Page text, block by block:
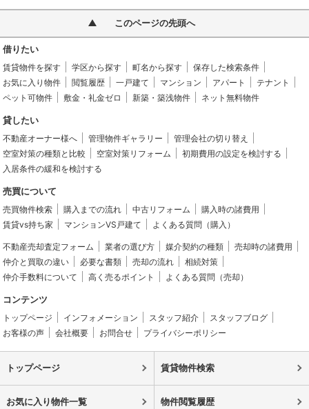
このページの先頭へ
借りたい
賃貸物件を探す 学区から探す 町名から探す
保存した検索条件
お気に入り物件
閲覧履歴 一戸建て マンション アパート
テナント
ペット可物件
敷金・礼金ゼロ 新築・築浅物件 ネット無料物件
貸したい
不動産オーナー様へ 管理物件ギャラリー
管理会社の切り替え
空室対策の種類と比較
空室対策リフォーム
初期費用の設定を検討する
入居条件の緩和を検討する
売買について
売買物件検索 購入までの流れ 中古リフォーム
購入時の諸費用
賃貸vs持ち家
マンションVS戸建て よくある質問（購入）
不動産売却査定フォーム 業者の選び方 媒介契約の種類
売却時の諸費用
仲介と買取の違い
必要な書類 売却の流れ
相続対策
仲介手数料について
高く売るポイント よくある質問（売却）
コンテンツ
トップページ インフォメーション スタッフ紹介
スタッフブログ
お客様の声
会社概要 お問合せ プライバシーポリシー
トップページ 賃貸物件検索
お気に入り物件一覧 物件閲覧履歴